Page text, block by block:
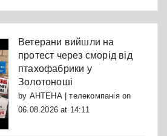
Ветерани вийшли на
протест через сморід від
птахофабрики у
Золотоноші
by АНТЕНА | телекомпаніяon
06.08.2026 at 14:11